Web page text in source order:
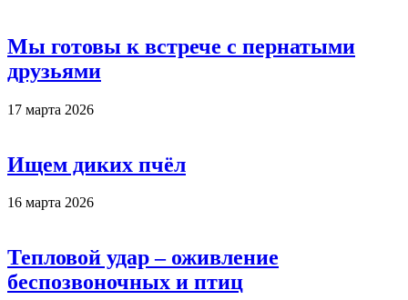
Мы готовы к встрече с пернатыми
друзьями
17 марта 2026
Ищем диких пчёл
16 марта 2026
Тепловой удар – оживление
беспозвоночных и птиц